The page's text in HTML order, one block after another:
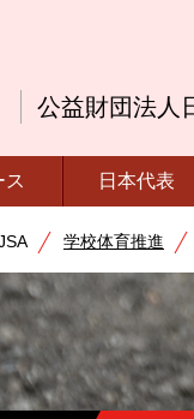
公益財団法人
ス 日本代表
学校体育推進